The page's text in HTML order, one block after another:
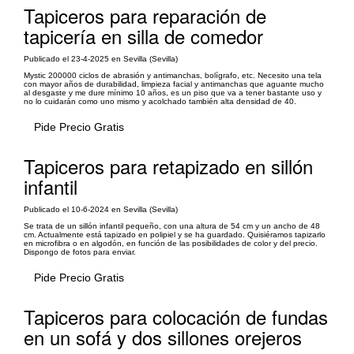
Tapiceros para reparación de
tapicería en silla de comedor
Publicado el 23-4-2025 en Sevilla (Sevilla)
Mystic 200000 ciclos de abrasión y antimanchas, bolígrafo, etc. Necesito una tela
con mayor años de durabilidad, limpieza facial y antimanchas que aguante mucho
al desgaste y me dure mínimo 10 años, es un piso que va a tener bastante uso y
no lo cuidarán como uno mismo y acolchado también alta densidad de 40.
Pide Precio Gratis
Tapiceros para retapizado en sillón
infantil
Publicado el 10-6-2024 en Sevilla (Sevilla)
Se trata de un sillón infantil pequeño, con una altura de 54 cm y un ancho de 48
cm. Actualmente está tapizado en polipiel y se ha guardado. Quisiéramos tapizarlo
en microfibra o en algodón, en función de las posibilidades de color y del precio.
Dispongo de fotos para enviar.
Pide Precio Gratis
Tapiceros para colocación de fundas
en un sofá y dos sillones orejeros